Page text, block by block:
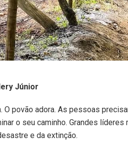
Júnior
O povão adora. As pessoas
o seu caminho. Grandes
e da extinção.